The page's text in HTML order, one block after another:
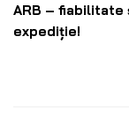
ARB –
expediție!